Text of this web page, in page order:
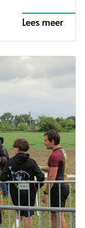
Lees meer